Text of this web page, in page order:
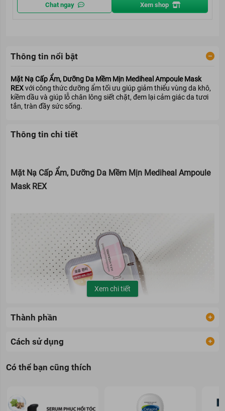
Chat ngay Xem shop
Thông tin nổi bật
Mặt Nạ Cấp Ẩm, Dưỡng Da Mềm Mịn Mediheal Ampoule Mask
REXvới công thức dưỡng ẩm tối ưu giúp giảm thiểu vùng da khô,
kiềm dầu và giúp lỗ chân lông siết chặt, đem lại cảm giác da tươi
tắn, tràn đầy sức sống.
Thông tin chi tiết
Mặt Nạ Cấp Ẩm, Dưỡng Da Mềm Mịn Mediheal Ampoule
Mask REX
Xem chi tiết
Thành phần
Cách sử dụng
Có thể bạn cũng thích